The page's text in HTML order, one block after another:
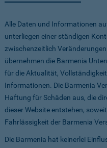
Alle Daten und Informationen
unterliegen einer ständigen
zwischenzeitlich
übernehmen die Barmenia
für die Aktualität,
Informationen. Die Barmenia
Haftung für Schäden aus, die
dieser Website entstehen,
Fahrlässigkeit der Barmenia
Die Barmenia hat keinerlei